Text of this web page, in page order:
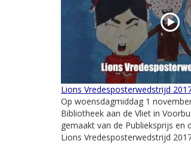
Lions Vredesposterwedstrijd
Op woensdagmiddag 1
Bibliotheek aan de Vliet in
gemaakt van de Publieksprijs en
Lions Vredesposterwedstrijd